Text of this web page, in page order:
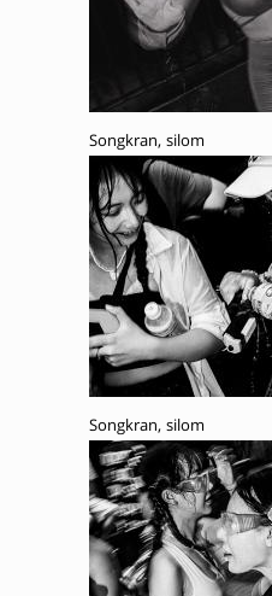
Songkran, silom
Songkran, silom